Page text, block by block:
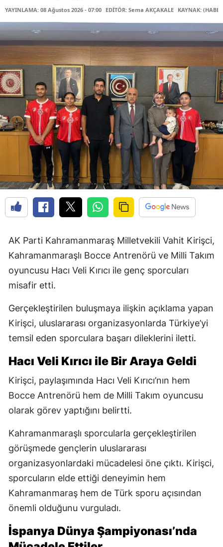
YAYINLAMA: 08 Ağustos 2026 - 07:00 EDİTÖR: Sema AKÇAKALE KAYNAK:
AK Parti Kahramanmaraş Milletvekili Vahit Kirişci,
Kahramanmaraşlı Bocce Antrenörü ve Milli Takım
oyuncusu Hacı Veli Kırıcı ile genç sporcuları
misafir etti.
Gerçekleştirilen buluşmaya ilişkin açıklama yapan
Kirişci, uluslararası organizasyonlarda Türkiye’yi
temsil eden sporculara başarı dileklerini iletti.
Hacı Veli Kırıcı ile Bir Araya Geldi
Kirişci, paylaşımında Hacı Veli Kırıcı’nın hem
Bocce Antrenörü hem de Milli Takım oyuncusu
olarak görev yaptığını belirtti.
Kahramanmaraşlı sporcularla gerçekleştirilen
görüşmede gençlerin uluslararası
organizasyonlardaki mücadelesi öne çıktı. Kirişci,
sporcuların elde ettiği deneyimin hem
Kahramanmaraş hem de Türk sporu açısından
önemli olduğunu vurguladı.
İspanya Dünya Şampiyonası’nda